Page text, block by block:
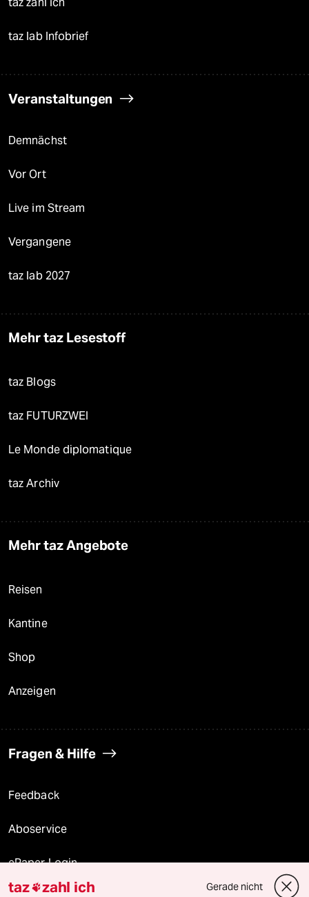
taz lab Infobrief
Veranstaltungen
Demnächst
Vor Ort
Live im Stream
Vergangene
taz lab 2027
Mehr taz Lesestoff
taz Blogs
taz FUTURZWEI
Le Monde diplomatique
taz Archiv
Mehr taz Angebote
Reisen
Kantine
Shop
Anzeigen
Fragen & Hilfe
Feedback
Aboservice
ePaper Login
taz zahl ich Gerade nicht